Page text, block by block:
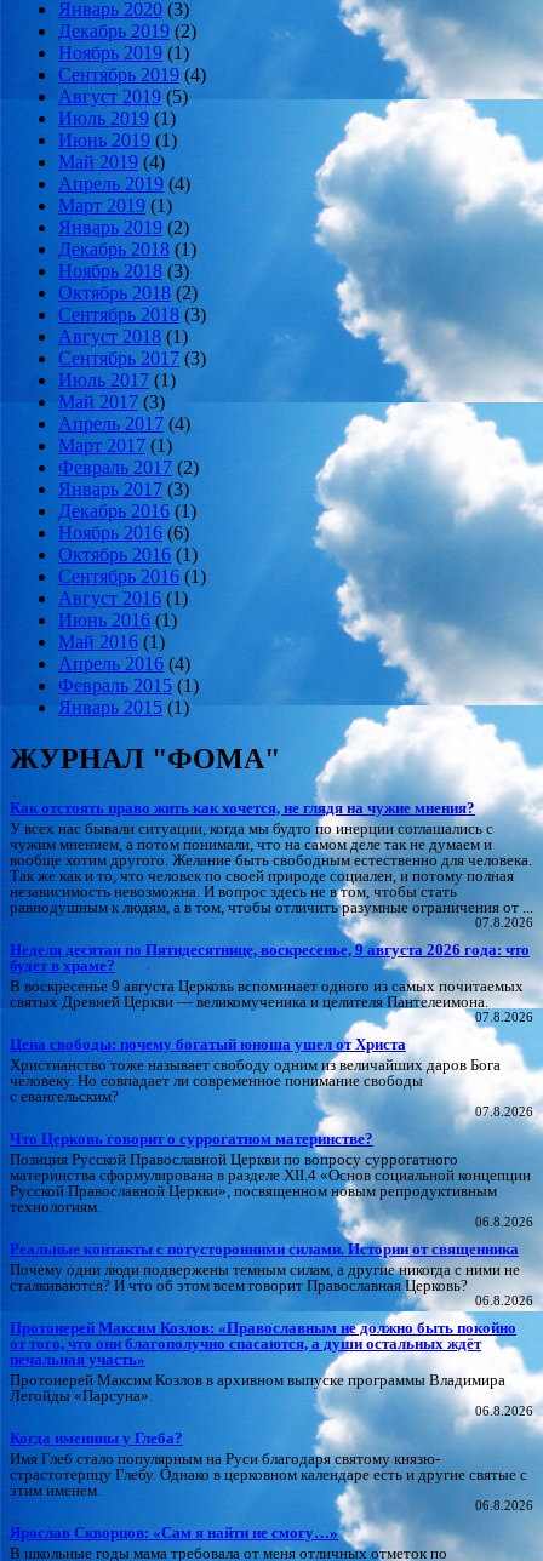
Январь 2020 (3)
Декабрь 2019 (2)
Ноябрь 2019 (1)
Сентябрь 2019 (4)
Август 2019 (5)
Июль 2019 (1)
Июнь 2019 (1)
Май 2019 (4)
Апрель 2019 (4)
Март 2019 (1)
Январь 2019 (2)
Декабрь 2018 (1)
Ноябрь 2018 (3)
Октябрь 2018 (2)
Сентябрь 2018 (3)
Август 2018 (1)
Сентябрь 2017 (3)
Июль 2017 (1)
Май 2017 (3)
Апрель 2017 (4)
Март 2017 (1)
Февраль 2017 (2)
Январь 2017 (3)
Декабрь 2016 (1)
Ноябрь 2016 (6)
Октябрь 2016 (1)
Сентябрь 2016 (1)
Август 2016 (1)
Июнь 2016 (1)
Май 2016 (1)
Апрель 2016 (4)
Февраль 2015 (1)
Январь 2015 (1)
ЖУРНАЛ "ФОМА"
Как отстоять право жить как хочется, не глядя на чужие мнения?
У всех нас бывали ситуации, когда мы будто по инерции соглашались с
чужим мнением, а потом понимали, что на самом деле так не думаем и
вообще хотим другого. Желание быть свободным естественно для человека.
Так же как и то, что человек по своей природе социален, и потому полная
независимость невозможна. И вопрос здесь не в том, чтобы стать
равнодушным к людям, а в том, чтобы отличить разумные ограничения от ...
07.8.2026
Неделя десятая по Пятидесятнице, воскресенье, 9 августа 2026 года: что
будет в храме?
В воскресенье 9 августа Церковь вспоминает одного из самых почитаемых
святых Древней Церкви — великомученика и целителя Пантелеимона.
07.8.2026
Цена свободы: почему богатый юноша ушел от Христа
Христианство тоже называет свободу одним из величайших даров Бога
человеку. Но совпадает ли современное понимание свободы
с евангельским?
07.8.2026
Что Церковь говорит о суррогатном материнстве?
Позиция Русской Православной Церкви по вопросу суррогатного
материнства сформулирована в разделе XII.4 «Основ социальной концепции
Русской Православной Церкви», посвященном новым репродуктивным
технологиям.
06.8.2026
Реальные контакты с потусторонними силами. Истории от священника
Почему одни люди подвержены темным силам, а другие никогда с ними не
сталкиваются? И что об этом всем говорит Православная Церковь?
06.8.2026
Протоиерей Максим Козлов: «Православным не должно быть покойно
от того, что они благополучно спасаются, а души остальных ждёт
печальная участь»
Протоиерей Максим Козлов в архивном выпуске программы Владимира
Легойды «Парсуна».
06.8.2026
Когда именины у Глеба?
Имя Глеб стало популярным на Руси благодаря святому князю-
страстотерпцу Глебу. Однако в церковном календаре есть и другие святые с
этим именем.
06.8.2026
Ярослав Скворцов: «Сам я найти не смогу…»
В школьные годы мама требовала от меня отличных отметок по